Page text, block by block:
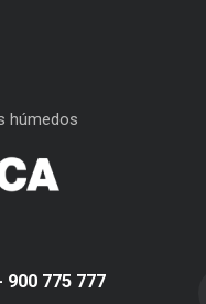
húmedos
900 775 777